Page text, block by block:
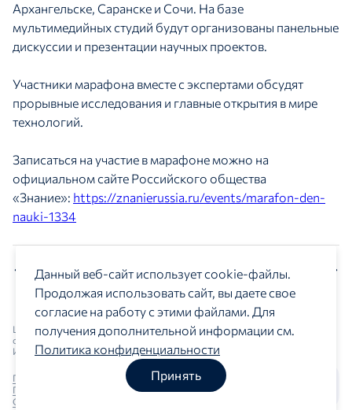
Архангельске, Саранске и Сочи. На базе
мультимедийных студий будут организованы панельные
дискуссии и презентации научных проектов.
Участники марафона вместе с экспертами обсудят
прорывные исследования и главные открытия в мире
технологий.
Записаться на участие в марафоне можно на
официальном сайте Российского общества
«Знание»: https://znanierussia.ru/events/marafon-den-
nauki-1334
Предыдущая новость Следующая новость
Центр изучения и сетевого мониторинга молодежной
среды © 2018 - 2026
ИНН: 9709037529
Пользовательское соглашение
Политика конфиденциальностиКарта сайта
Сведения об ИТ-деятельности
Данный веб-сайт использует cookie-файлы.
Продолжая использовать сайт, вы даете свое
согласие на работу с этими файлами. Для
получения дополнительной информации см.
Политика конфиденциальности
Принять